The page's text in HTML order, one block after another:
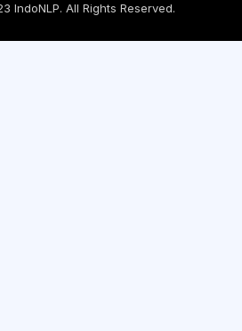
IndoNLP. All Rights Reserved.